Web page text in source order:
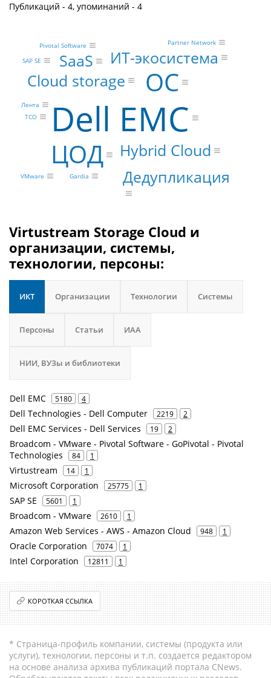
Публикаций - 4, упоминаний - 4
Dell EMC
ЦОД
ОС
Cloud storage
Hybrid Cloud
ИТ-экосистема
SaaS
Дедупликация
Pivotal Software
SAP SE
VMware Gardia
Лента
TCO
Partner Network
Virtustream Storage Cloud и
организации, системы,
технологии, персоны:
ИКТ Организации Технологии Системы
Персоны Статьи ИАА
НИИ, ВУЗы и библиотеки
Dell EMC 5180 4
Dell Technologies - Dell Computer 2219 2
Dell EMC Services - Dell Services 19 2
Broadcom - VMware - Pivotal Software - GoPivotal - Pivotal
Technologies
84 1
Virtustream 14 1
Microsoft Corporation 25775 1
SAP SE 5601 1
Broadcom - VMware 2610 1
Amazon Web Services - AWS - Amazon Cloud 948 1
Oracle Corporation 7074 1
Intel Corporation 12811 1
КОРОТКАЯ ССЫЛКА
* Страница-профиль компании, системы (продукта или
услуги), технологии, персоны и т.п. создается редактором
на основе анализа архива публикаций портала CNews.